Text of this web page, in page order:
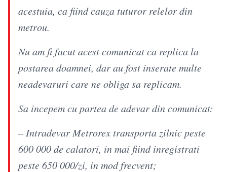
acestuia, ca fiind cauza tuturor relelor din
metrou.
Nu am fi facut acest comunicat ca replica la
postarea doamnei, dar au fost inserate multe
neadevaruri care ne obliga sa replicam.
Sa incepem cu partea de adevar din comunicat:
– Intradevar Metrorex transporta zilnic peste
600 000 de calatori, in mai fiind inregistrati
peste 650 000/zi, in mod frecvent;